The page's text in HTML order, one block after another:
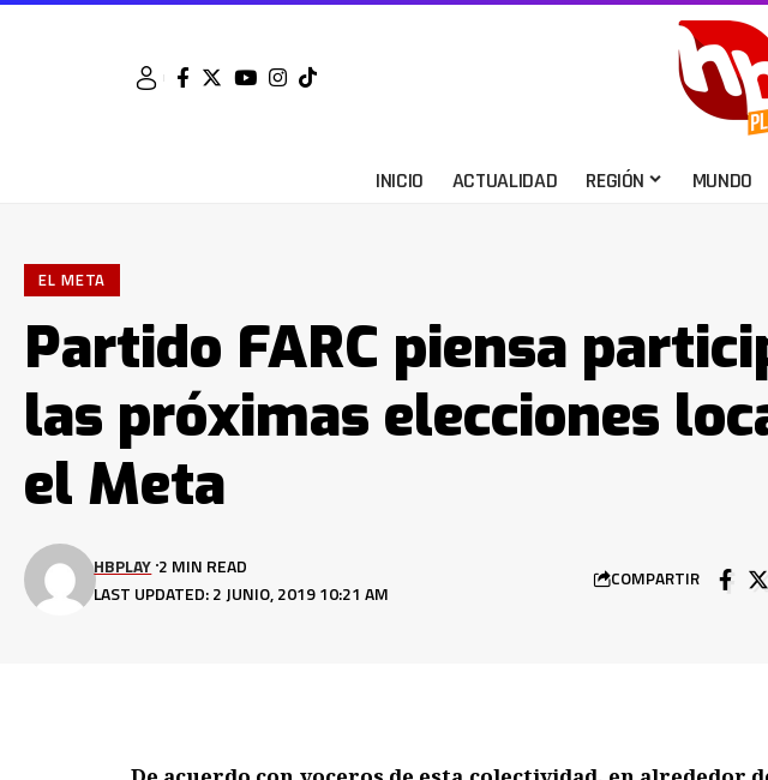
INICIO ACTUALIDAD REGIÓN MUNDO
EL META
Partido FARC piensa
las próximas elecciones
el Meta
LAST UPDATED: 2 JUNIO, 2019 10:21 AM
HBPLAY 2 MIN READ
COMPARTIR